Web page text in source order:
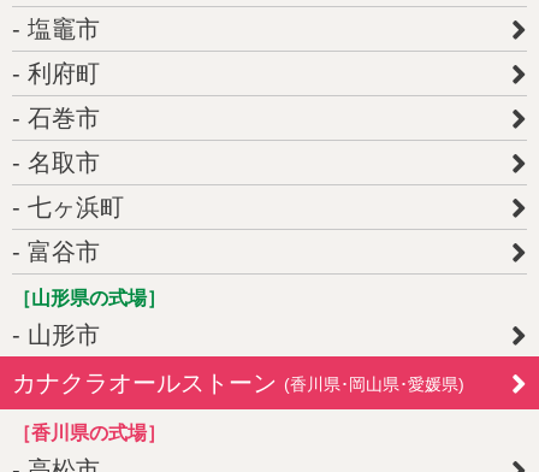
塩竈市
利府町
石巻市
名取市
七ヶ浜町
富谷市
［山形県の式場］
山形市
カナクラオールストーン (香川県･岡山県･愛媛県)
［香川県の式場］